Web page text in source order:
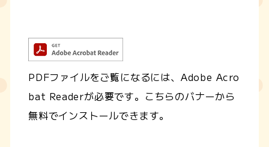
PDFファイルをご覧になるには、Adobe Acro
bat Readerが必要です。こちらのバナーから
無料でインストールできます。